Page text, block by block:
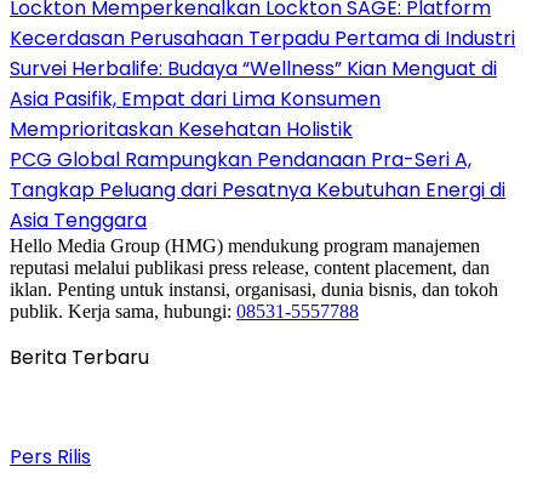
Lockton Memperkenalkan Lockton SAGE: Platform
Kecerdasan Perusahaan Terpadu Pertama di Industri
Survei Herbalife: Budaya “Wellness” Kian Menguat di
Asia Pasifik, Empat dari Lima Konsumen
Memprioritaskan Kesehatan Holistik
PCG Global Rampungkan Pendanaan Pra-Seri A,
Tangkap Peluang dari Pesatnya Kebutuhan Energi di
Asia Tenggara
Hello Media Group (HMG) mendukung program manajemen
reputasi melalui publikasi press release, content placement, dan
iklan. Penting untuk instansi, organisasi, dunia bisnis, dan tokoh
publik. Kerja sama, hubungi: 08531-5557788
Berita Terbaru
Pers Rilis